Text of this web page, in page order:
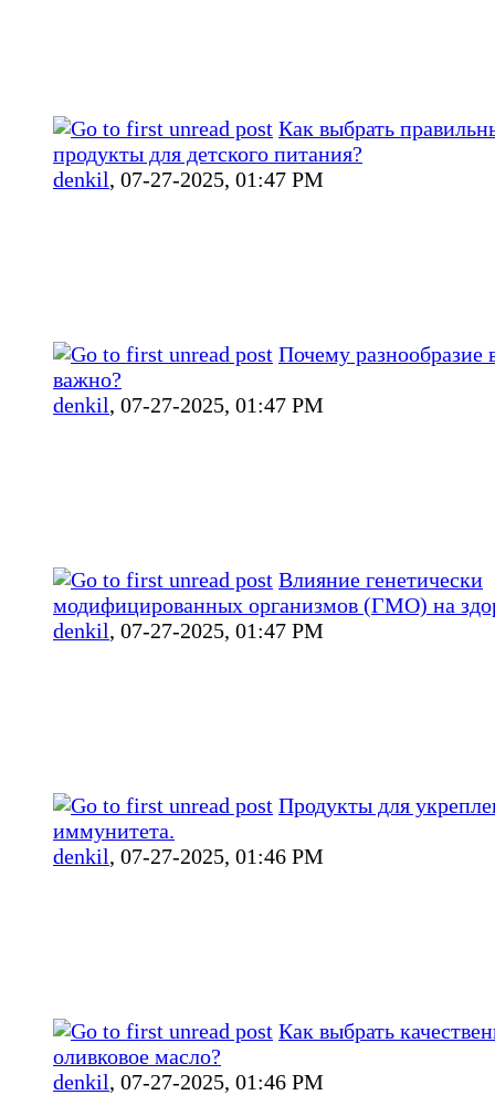
Как выбрать
продукты для детского питания?
denkil, 07-27-2025, 01:47 PM
Почему разнообразие
важно?
denkil, 07-27-2025, 01:47 PM
Влияние генетически
модифицированных организмов (ГМО) на
denkil, 07-27-2025, 01:47 PM
Продукты для
иммунитета.
denkil, 07-27-2025, 01:46 PM
Как выбрать
оливковое масло?
denkil, 07-27-2025, 01:46 PM